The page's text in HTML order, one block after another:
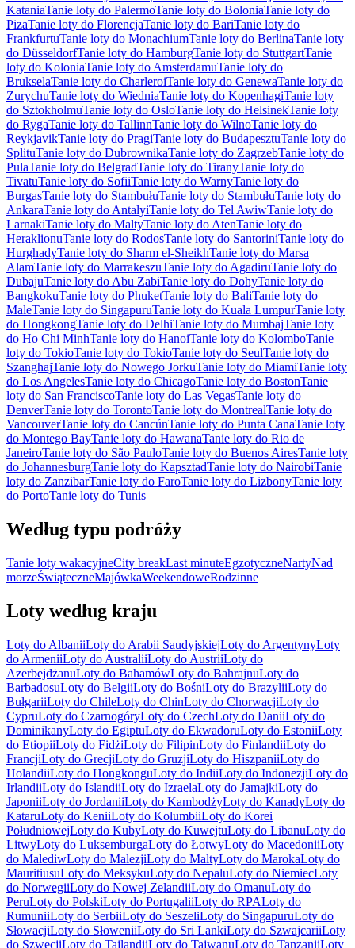
KataniaTanie loty do PalermoTanie loty do BoloniaTanie loty do
PizaTanie loty do FlorencjaTanie loty do BariTanie loty do
FrankfurtuTanie loty do MonachiumTanie loty do BerlinaTanie loty
do DüsseldorfTanie loty do HamburgTanie loty do StuttgartTanie
loty do KoloniaTanie loty do AmsterdamuTanie loty do
BrukselaTanie loty do CharleroiTanie loty do GenewaTanie loty do
ZurychuTanie loty do WiedniaTanie loty do KopenhagiTanie loty
do SztokholmuTanie loty do OsloTanie loty do HelsinekTanie loty
do RygaTanie loty do TallinnTanie loty do WilnoTanie loty do
ReykjavikTanie loty do PragiTanie loty do BudapesztuTanie loty do
SplituTanie loty do DubrownikaTanie loty do ZagrzebTanie loty do
PulaTanie loty do BelgradTanie loty do TiranyTanie loty do
TivatuTanie loty do SofiiTanie loty do WarnyTanie loty do
BurgasTanie loty do StambułuTanie loty do StambułuTanie loty do
AnkaraTanie loty do AntalyiTanie loty do Tel AwiwTanie loty do
LarnakiTanie loty do MaltyTanie loty do AtenTanie loty do
HeraklionuTanie loty do RodosTanie loty do SantoriniTanie loty do
HurghadyTanie loty do Sharm el-SheikhTanie loty do Marsa
AlamTanie loty do MarrakeszuTanie loty do AgadiruTanie loty do
DubajuTanie loty do Abu ZabiTanie loty do DohyTanie loty do
BangkokuTanie loty do PhuketTanie loty do BaliTanie loty do
MaleTanie loty do SingapuruTanie loty do Kuala LumpurTanie loty
do HongkongTanie loty do DelhiTanie loty do MumbajTanie loty
do Ho Chi MinhTanie loty do HanoiTanie loty do KolomboTanie
loty do TokioTanie loty do TokioTanie loty do SeulTanie loty do
SzanghajTanie loty do Nowego JorkuTanie loty do MiamiTanie loty
do Los AngelesTanie loty do ChicagoTanie loty do BostonTanie
loty do San FranciscoTanie loty do Las VegasTanie loty do
DenverTanie loty do TorontoTanie loty do MontrealTanie loty do
VancouverTanie loty do CancúnTanie loty do Punta CanaTanie loty
do Montego BayTanie loty do HawanaTanie loty do Rio de
JaneiroTanie loty do São PauloTanie loty do Buenos AiresTanie loty
do JohannesburgTanie loty do KapsztadTanie loty do NairobiTanie
loty do ZanzibarTanie loty do FaroTanie loty do LizbonyTanie loty
do PortoTanie loty do Tunis
Według typu podróży
Tanie loty wakacyjneCity breakLast minuteEgzotyczneNartyNad
morzeŚwiąteczneMajówkaWeekendoweRodzinne
Loty według kraju
Loty do AlbaniiLoty do Arabii SaudyjskiejLoty do ArgentynyLoty
do ArmeniiLoty do AustraliiLoty do AustriiLoty do
AzerbejdżanuLoty do BahamówLoty do BahrajnuLoty do
BarbadosuLoty do BelgiiLoty do BośniLoty do BrazyliiLoty do
BułgariiLoty do ChileLoty do ChinLoty do ChorwacjiLoty do
CypruLoty do CzarnogóryLoty do CzechLoty do DaniiLoty do
DominikanyLoty do EgiptuLoty do EkwadoruLoty do EstoniiLoty
do EtiopiiLoty do FidżiLoty do FilipinLoty do FinlandiiLoty do
FrancjiLoty do GrecjiLoty do GruzjiLoty do HiszpaniiLoty do
HolandiiLoty do HongkonguLoty do IndiiLoty do IndonezjiLoty do
IrlandiiLoty do IslandiiLoty do IzraelaLoty do JamajkiLoty do
JaponiiLoty do JordaniiLoty do KambodżyLoty do KanadyLoty do
KataruLoty do KeniiLoty do KolumbiiLoty do Korei
PołudniowejLoty do KubyLoty do KuwejtuLoty do LibanuLoty do
LitwyLoty do LuksemburgaLoty do ŁotwyLoty do MacedoniiLoty
do MalediwLoty do MalezjiLoty do MaltyLoty do MarokaLoty do
MauritiusuLoty do MeksykuLoty do NepaluLoty do NiemiecLoty
do NorwegiiLoty do Nowej ZelandiiLoty do OmanuLoty do
PeruLoty do PolskiLoty do PortugaliiLoty do RPALoty do
RumuniiLoty do SerbiiLoty do SeszeliLoty do SingapuruLoty do
SłowacjiLoty do SłoweniiLoty do Sri LankiLoty do SzwajcariiLoty
do SzwecjiLoty do TajlandiiLoty do TajwanuLoty do TanzaniiLoty